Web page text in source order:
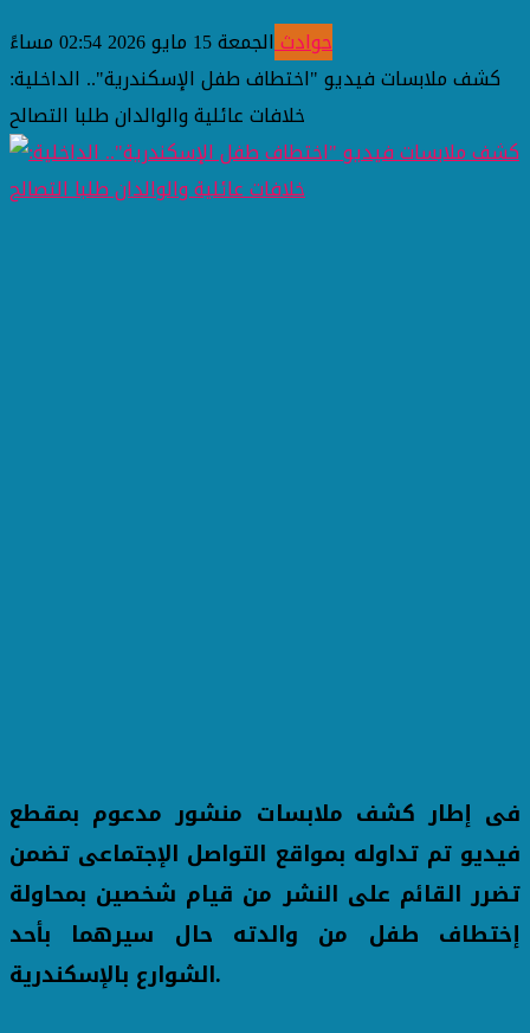
حوادثالجمعة 15 مايو 2026 02:54 مساءً
كشف ملابسات فيديو "اختطاف طفل الإسكندرية".. الداخلية:
خلافات عائلية والوالدان طلبا التصالح
فى إطار كشف ملابسات منشور مدعوم بمقطع
فيديو تم تداوله بمواقع التواصل الإجتماعى تضمن
تضرر القائم على النشر من قيام شخصين بمحاولة
إختطاف طفل من والدته حال سيرهما بأحد
الشوارع بالإسكندرية.